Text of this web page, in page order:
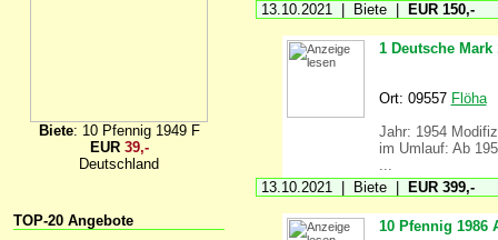
Biete: 10 Pfennig 1949 F
EUR39,-
Deutschland
TOP-20 Angebote
13.10.2021 | Biete |
EUR 150,-
1 Deutsche Mark
Ort: 09557 Flöha
Jahr: 1954
im Umlauf: Ab
...
13.10.2021 | Biete |
EUR 399,-
10 Pfennig 1986